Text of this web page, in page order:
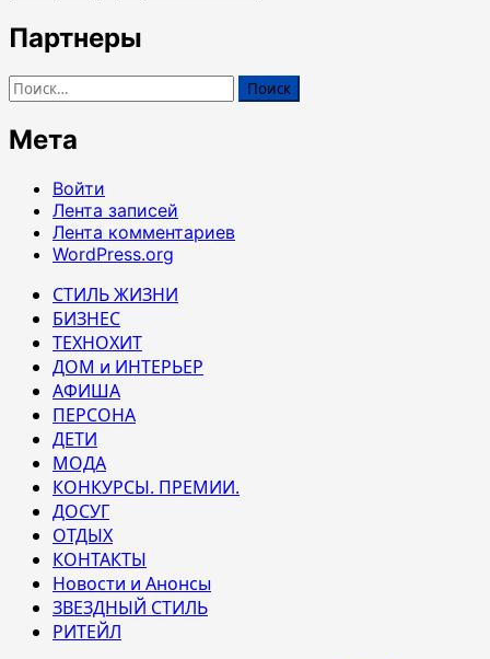
Партнеры
Найти:
Мета
Войти
Лента записей
Лента комментариев
WordPress.org
СТИЛЬ ЖИЗНИ
БИЗНЕС
ТЕХНОХИТ
ДОМ и ИНТЕРЬЕР
АФИША
ПЕРСОНА
ДЕТИ
МОДА
КОНКУРСЫ. ПРЕМИИ.
ДОСУГ
ОТДЫХ
КОНТАКТЫ
Новости и Анонсы
ЗВЕЗДНЫЙ СТИЛЬ
РИТЕЙЛ